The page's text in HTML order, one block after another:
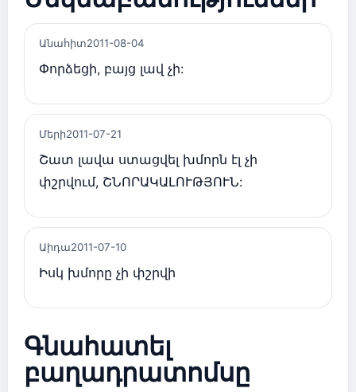
Անահիտ2011-08-04
Փորձեցի, բայց լավ չի:
Մերի2011-07-21
Շատ լավա ստացվել խմորն էլ չի
փշրվում, ՇՆՈՐԱԿԱԼՈՒԹՅՈՒՆ:
Աիդա2011-07-10
Իսկ խմորը չի փշրվի
Գնահատել
բաղադրատոմսը